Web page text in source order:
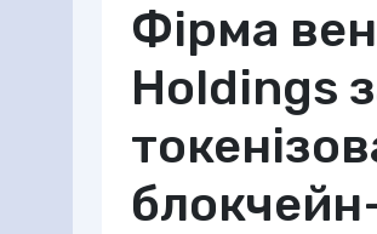
Фірма
Holdings